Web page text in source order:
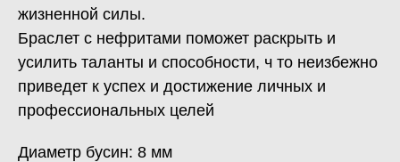
жизненной силы.
Браслет с нефритами поможет раскрыть и
усилить таланты и способности, ч то неизбежно
приведет к успех и достижение личных и
профессиональных целей
Диаметр бусин: 8 мм